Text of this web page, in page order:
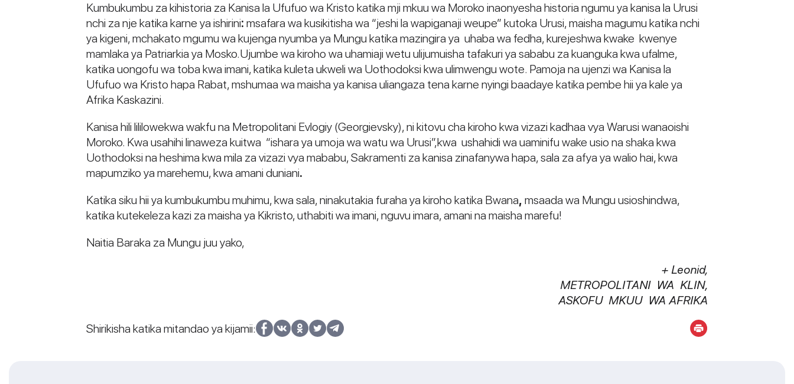
Kumbukumbu za kihistoria za Kanisa la Ufufuo wa Kristo katika mji mkuu wa Moroko inaonyesha historia ngumu ya kanisa la Urusi
nchi za nje katika karne ya ishirini:msafara wa kusikitisha wa “jeshi la wapiganaji weupe” kutoka Urusi, maisha magumu katika nchi
ya kigeni, mchakato mgumu wa kujenga nyumba ya Mungu katika mazingira ya uhaba wa fedha, kurejeshwa kwake kwenye
mamlaka ya Patriarkia ya Mosko.Ujumbe wa kiroho wa uhamiaji wetu ulijumuisha tafakuri ya sababu za kuanguka kwa ufalme,
katika uongofu wa toba kwa imani, katika kuleta ukweli wa Uothodoksi kwa ulimwengu wote. Pamoja na ujenzi wa Kanisa la
Ufufuo wa Kristo hapa Rabat, mshumaa wa maisha ya kanisa uliangaza tena karne nyingi baadaye katika pembe hii ya kale ya
Afrika Kaskazini.
Kanisa hili lililowekwa wakfu na Metropolitani Evlogiy (Georgievsky), ni kitovu cha kiroho kwa vizazi kadhaa vya Warusi wanaoishi
Moroko. Kwa usahihi linaweza kuitwa “ishara ya umoja wa watu wa Urusi”,kwa ushahidi wa uaminifu wake usio na shaka kwa
Uothodoksi na heshima kwa mila za vizazi vya mababu, Sakramenti za kanisa zinafanywa hapa, sala za afya ya walio hai, kwa
mapumziko ya marehemu, kwa amani duniani.
Katika siku hii ya kumbukumbu muhimu, kwa sala, ninakutakia furaha ya kiroho katika Bwana, msaada wa Mungu usioshindwa,
katika kutekeleza kazi za maisha ya Kikristo, uthabiti wa imani, nguvu imara, amani na maisha marefu!
Naitia Baraka za Mungu juu yako,
+ Leonid,
METROPOLITANI WA KLIN,
ASKOFU MKUU WA AFRIKA
Shirikisha katika mitandao ya kijamii: